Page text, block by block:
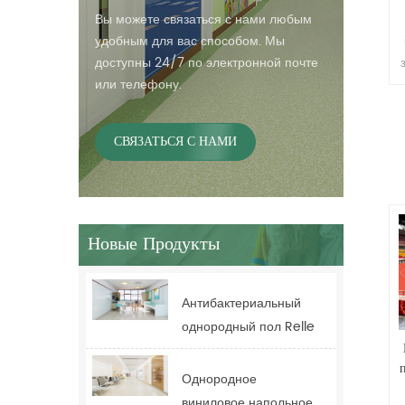
Вы можете связаться с нами любым
удобным для вас способом. Мы
доступны 24/7 по электронной почте
или телефону.
СВЯЗАТЬСЯ С НАМИ
Новые Продукты
Антибактериальный
однородный пол Relle
для здравоохранения
для больницы
Однородное